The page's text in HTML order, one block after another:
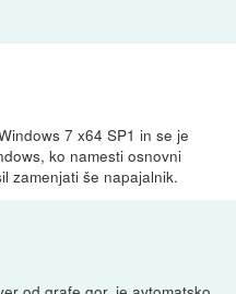
7 x64 SP1 in se je
ko namesti osnovni
zamenjati še napajalnik.